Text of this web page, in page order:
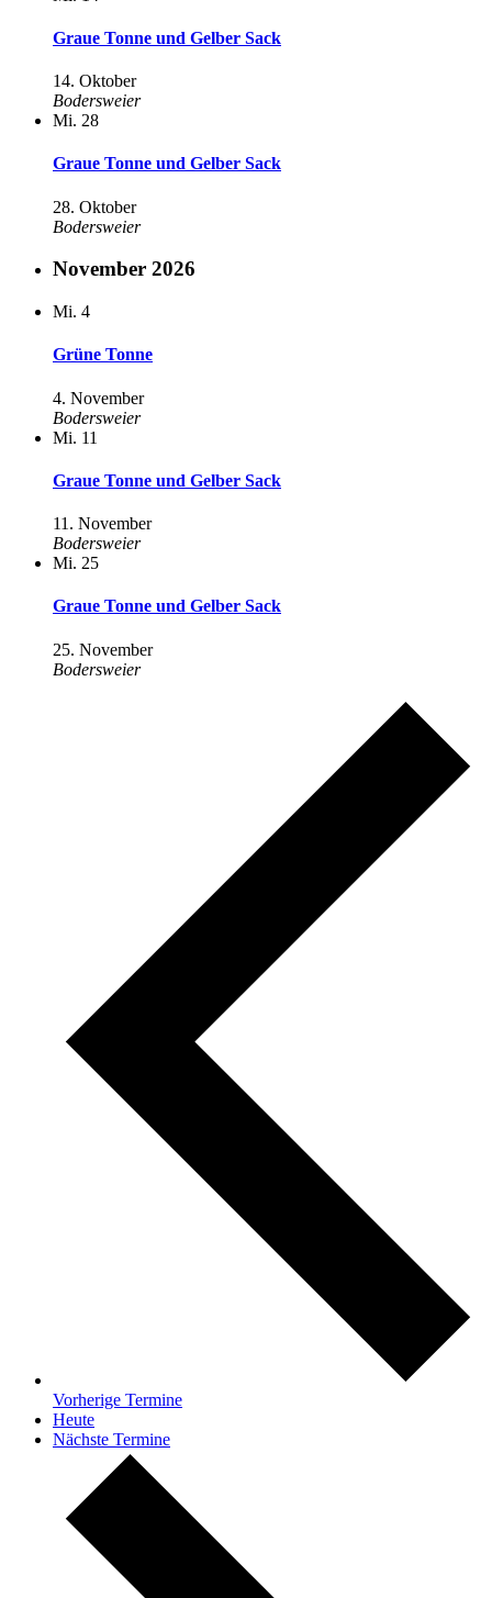
Graue Tonne und Gelber Sack
14. Oktober
Bodersweier
Mi. 28
Graue Tonne und Gelber Sack
28. Oktober
Bodersweier
November 2026
Mi. 4
Grüne Tonne
4. November
Bodersweier
Mi. 11
Graue Tonne und Gelber Sack
11. November
Bodersweier
Mi. 25
Graue Tonne und Gelber Sack
25. November
Bodersweier
Vorherige Termine
Heute
Nächste Termine